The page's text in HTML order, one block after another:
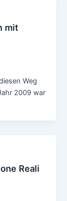
mit
Weg
2009 war
Reali